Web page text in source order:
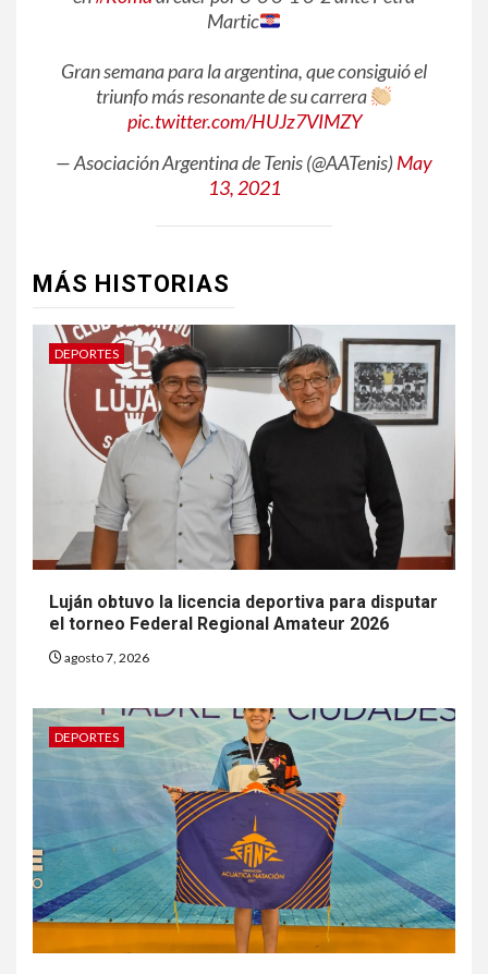
Martic
Gran semana para la argentina, que consiguió el
triunfo más resonante de su carrera
pic.twitter.com/HUJz7VIMZY
— Asociación Argentina de Tenis (@AATenis)May
13, 2021
MÁS HISTORIAS
DEPORTES
Luján obtuvo la licencia deportiva para disputar
el torneo Federal Regional Amateur 2026
agosto 7, 2026
DEPORTES